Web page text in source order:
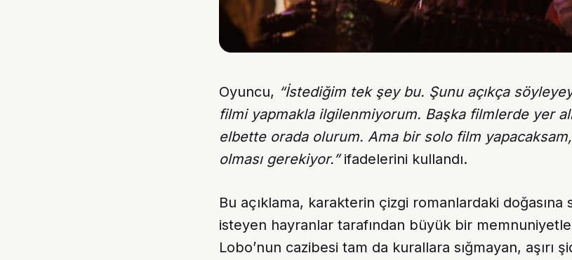
Oyuncu, “İstediğim tek şey bu. Şunu açıkça
filmi yapmakla ilgilenmiyorum. Başka filmlerde yer
elbette orada olurum. Ama bir solo film
olması gerekiyor.”ifadelerini kullandı.
Bu açıklama, karakterin çizgi romanlardaki doğasına
isteyen hayranlar tarafından büyük bir memnuniyetle
Lobo’nun cazibesi tam da kurallara sığmayan, aşırı